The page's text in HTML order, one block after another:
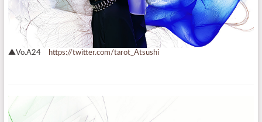
▲Vo.A24 https://twitter.com/tarot_Atsushi